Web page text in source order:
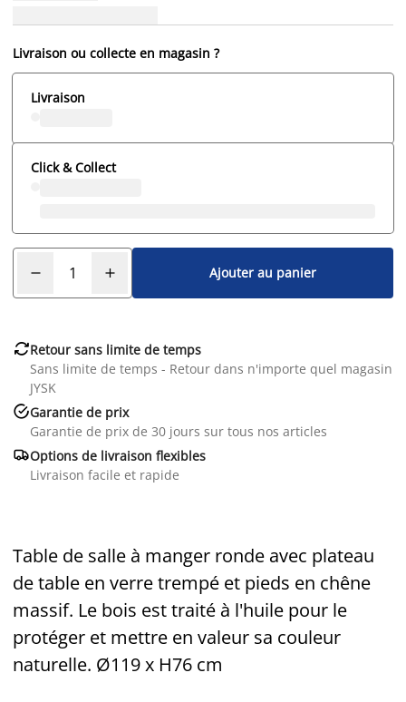
Livraison ou collecte en magasin ?
Livraison
Click & Collect
Ajouter au panier
Retour sans limite de temps
Sans limite de temps - Retour dans n'importe quel magasin
JYSK
Garantie de prix
Garantie de prix de 30 jours sur tous nos articles
Options de livraison flexibles
Livraison facile et rapide
Table de salle à manger ronde avec plateau
de table en verre trempé et pieds en chêne
massif. Le bois est traité à l'huile pour le
protéger et mettre en valeur sa couleur
naturelle. Ø119 x H76 cm